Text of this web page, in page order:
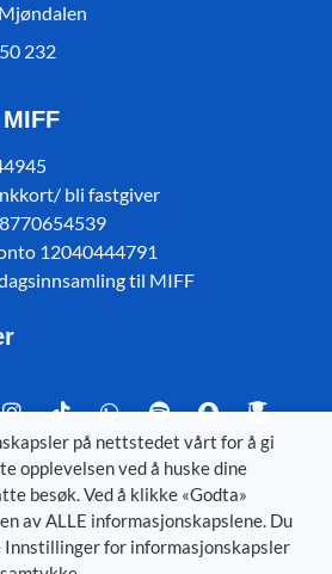
232
bli fastgiver
12040444791
til MIFF
–Íslenska–English
på nettstedet vårt for å gi
opplevelsen ved å huske dine
besøk. Ved å klikke «Godta»
av ALLE informasjonskapslene. Du
Innstillinger for informasjonskapsler